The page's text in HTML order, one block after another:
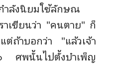
ำลังนิยมใช้ลักษณ
เขียนว่า "คนตาย" ก็
ถ้าบอกว่า "แล้วเจ้า
ศพนั้นไปตั้งบำเพ็ญ